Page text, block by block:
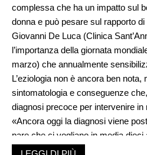
complessa che ha un impatto sul
donna e può pesare sul rapporto
Giovanni De Luca (Clinica
l’importanza della giornata
marzo) che annualmente
L’eziologia non è ancora ben
sintomatologia e conseguenze
diagnosi precoce per intervenire
«Ancora oggi la diagnosi viene
pare che ci vogliano in media
con la conseguente terapia. Un